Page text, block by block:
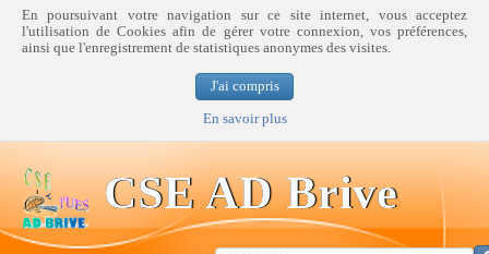
En poursuivant votre navigation sur ce site internet, vous acceptez
l'utilisation de Cookies afin de gérer votre connexion, vos préférences,
ainsi que l'enregistrement de statistiques anonymes des visites.
J'ai compris
En savoir plus
CSE AD Brive